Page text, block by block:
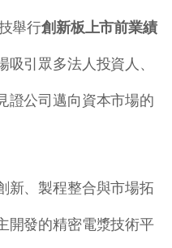
舉行創新板上市前業績
引眾多法人投資人、
證公司邁向資本市場的
新、製程整合與市場拓
開發的精密電漿技術平